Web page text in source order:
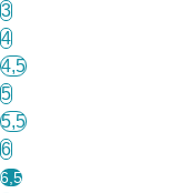
3
4
4,5
5
5,5
6
6,5